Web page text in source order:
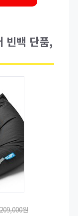
빈백 단품,
원